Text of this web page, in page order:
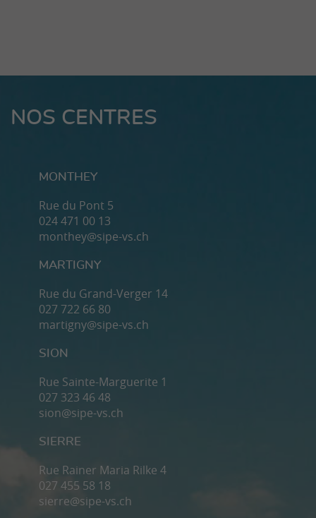
NOS CENTRES
MONTHEY
Rue du Pont 5
024 471 00 13
monthey@sipe-vs.ch
MARTIGNY
Rue du Grand-Verger 14
027 722 66 80
martigny@sipe-vs.ch
SION
Rue Sainte-Marguerite 1
027 323 46 48
sion@sipe-vs.ch
SIERRE
Rue Rainer Maria Rilke 4
027 455 58 18
sierre@sipe-vs.ch